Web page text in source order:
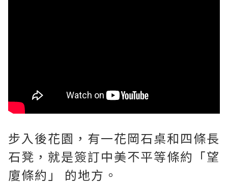
步入後花園，有一花岡石桌和四條長
石凳，就是簽訂中美不平等條約「望
廈條約」 的地方。